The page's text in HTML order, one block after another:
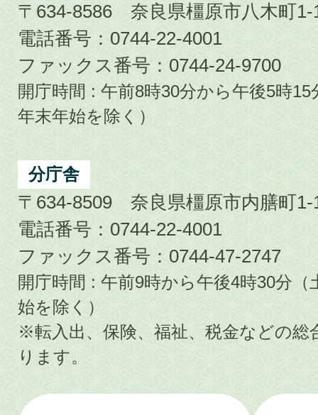
〒634-8586 奈良県橿原市八木町1-
電話番号：0744-22-4001
ファックス番号：0744-24-9700
開庁時間 : 午前8時30分から午後5時
年末年始を除く）
分庁舎
〒634-8509 奈良県橿原市内膳町1-
電話番号：0744-22-4001
ファックス番号：0744-47-2747
開庁時間 : 午前9時から午後4時30分（
始を除く）
※転入出、保険、福祉、税金などの総
ります。